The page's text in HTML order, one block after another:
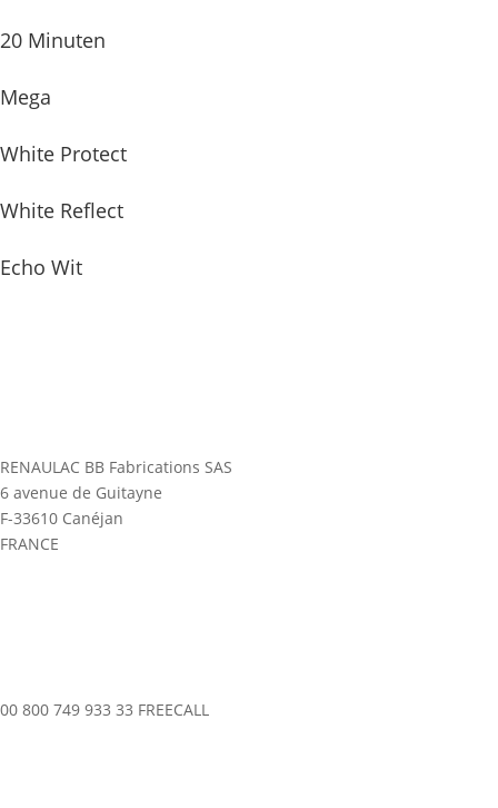
20 Minuten
Mega
White Protect
White Reflect
Echo Wit
RENAULAC BB Fabrications SAS
6 avenue de Guitayne
F-33610 Canéjan
FRANCE
00 800 749 933 33 FREECALL